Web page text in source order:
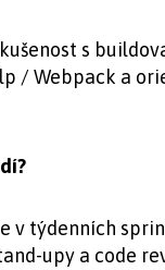
s
/ Webpack a
v týdenních
upy a code